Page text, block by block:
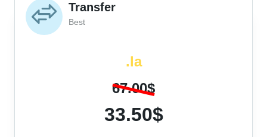
Transfer
Best
.la
67.00$
33.50$